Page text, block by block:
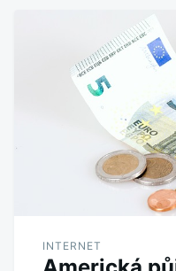
INTERNET